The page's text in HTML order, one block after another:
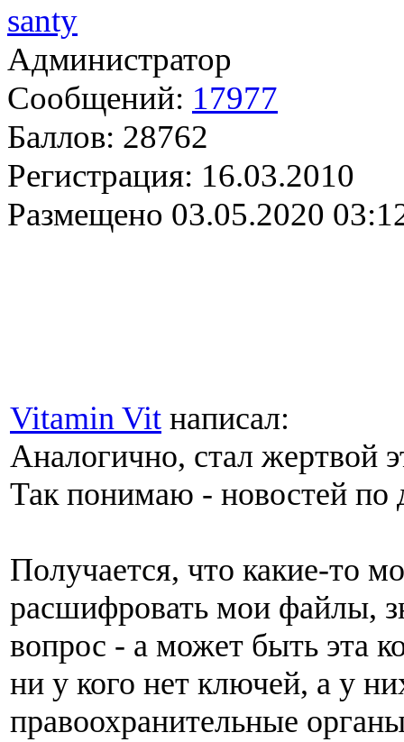
santy
Администратор
Сообщений: 17977
Баллов: 28762
Регистрация: 16.03.2010
Размещено 03.05.2020
Vitamin Vit написал:
Аналогично, стал жертвой
Так понимаю - новостей по
Получается, что какие-то
расшифровать мои файлы,
вопрос - а может быть эта
ни у кого нет ключей, а у
правоохранительные